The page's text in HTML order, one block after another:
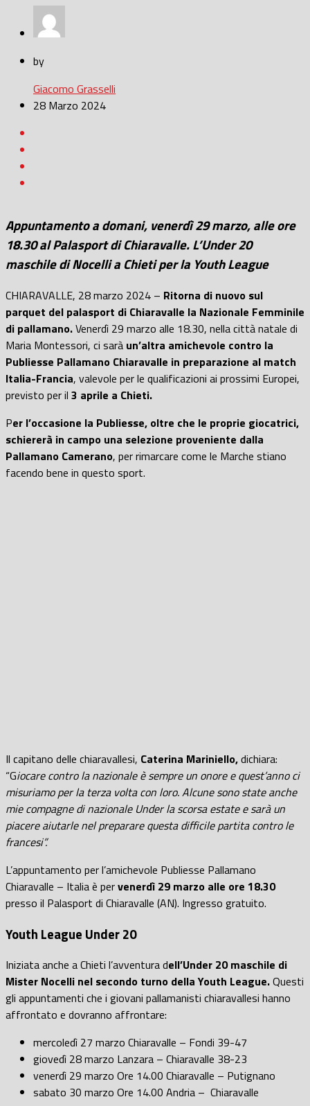
by
Giacomo Grasselli
28 Marzo 2024
Appuntamento a domani, venerdì 29 marzo, alle ore
18.30 al Palasport di Chiaravalle. L’Under 20
maschile di Nocelli a Chieti per la Youth League
CHIARAVALLE, 28 marzo 2024 – Ritorna di nuovo sul
parquet del palasport di Chiaravalle la Nazionale Femminile
di pallamano.Venerdì 29 marzo alle 18.30, nella città natale di
Maria Montessori, ci sarà un’altra amichevole contro la
Publiesse Pallamano Chiaravalle in preparazione al match
Italia-Francia, valevole per le qualificazioni ai prossimi Europei,
previsto per il 3 aprile a Chieti.
Per l’occasione la Publiesse, oltre che le proprie giocatrici,
schiererà in campo una selezione proveniente dalla
Pallamano Camerano, per rimarcare come le Marche stiano
facendo bene in questo sport.
Il capitano delle chiaravallesi, Caterina Mariniello,dichiara:
“Giocare contro la nazionale è sempre un onore e quest’anno ci
misuriamo per la terza volta con loro. Alcune sono state anche
mie compagne di nazionale Under la scorsa estate e sarà un
piacere aiutarle nel preparare questa difficile partita contro le
francesi”.
L’appuntamento per l’amichevole Publiesse Pallamano
Chiaravalle – Italia è pervenerdì 29 marzo alle ore 18.30
presso il Palasport di Chiaravalle (AN). Ingresso gratuito.
Youth League Under 20
Iniziata anche a Chieti l’avventura dell’Under 20 maschile di
Mister Nocelli nel secondo turno della Youth League.Questi
gli appuntamenti che i giovani pallamanisti chiaravallesi hanno
affrontato e dovranno affrontare:
mercoledì 27 marzo Chiaravalle – Fondi 39-47
giovedì 28 marzo Lanzara – Chiaravalle 38-23
venerdì 29 marzo Ore 14.00 Chiaravalle – Putignano
sabato 30 marzo Ore 14.00 Andria – Chiaravalle